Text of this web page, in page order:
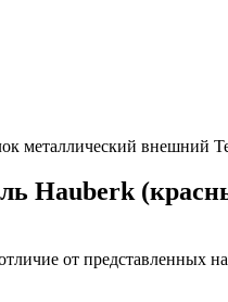
металлический внешний
Hauberk
от представленных